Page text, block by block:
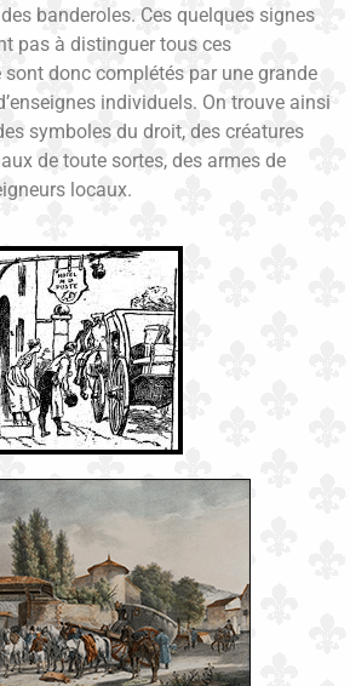
banderoles. Ces quelques signes
pas à distinguer tous ces
donc complétés par une grande
individuels. On trouve ainsi
symboles du droit, des créatures
de toute sortes, des armes de
locaux.